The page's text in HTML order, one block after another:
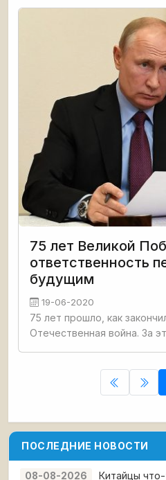
неожиданно перешел на
75 лет Великой
ответственность
будущим
19-06-2020
75 лет прошло, как
Отечественная война. За
одержал грандиозную,
ПОСЛЕДНИЕ НОВОСТИ
08-08-2026 Китайцы